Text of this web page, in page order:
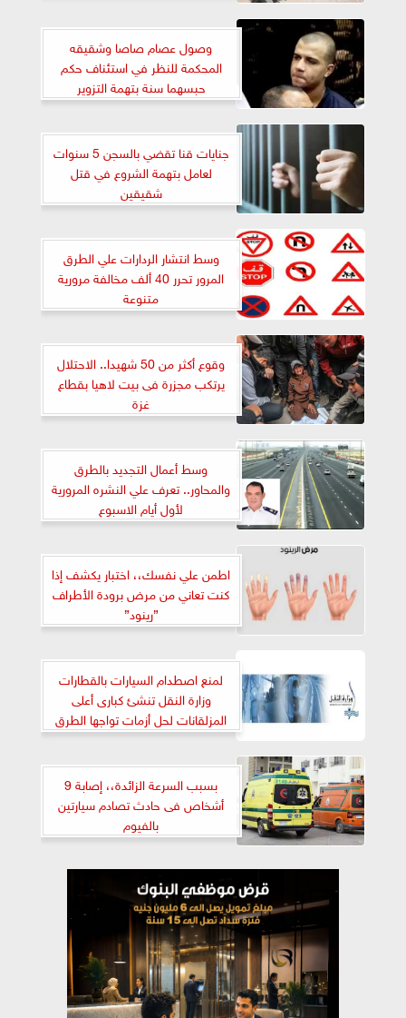
وصول عصام صاصا وشقيقه
المحكمة للنظر في استئناف حكم
حبسهما سنة بتهمة التزوير
جنايات قنا تقضي بالسجن 5 سنوات
لعامل بتهمة الشروع في قتل
شقيقين
وسط انتشار الردارات علي الطرق
المرور تحرر 40 ألف مخالفة مرورية
متنوعة
وقوع أكثر من 50 شهيدا.. الاحتلال
يرتكب مجزرة فى بيت لاهيا بقطاع
غزة
وسط أعمال التجديد بالطرق
والمحاور.. تعرف علي النشره المرورية
لأول أيام الاسبوع
اطمن علي نفسك،، اختبار يكشف إذا
كنت تعاني من مرض برودة الأطراف
”رينود”
لمنع اصطدام السيارات بالقطارات
وزارة النقل تنشئ كبارى أعلى
المزلقانات لحل أزمات تواجها الطرق
بسبب السرعة الزائدة،، إصابة 9
أشخاص فى حادث تصادم سيارتين
بالفيوم